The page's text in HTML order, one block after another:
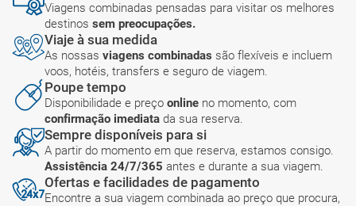
Viagens combinadas pensadas para visitar os melhores
destinos sem preocupações.
Viaje à sua medida
As nossas viagens combinadas são flexíveis e incluem
voos, hotéis, transfers e seguro de viagem.
Poupe tempo
Disponibilidade e preço online no momento, com
confirmação imediata da sua reserva.
Sempre disponíveis para si
A partir do momento em que reserva, estamos consigo.
Assistência 24/7/365 antes e durante a sua viagem.
Ofertas e facilidades de pagamento
Encontre a sua viagem combinada ao preço que procura,